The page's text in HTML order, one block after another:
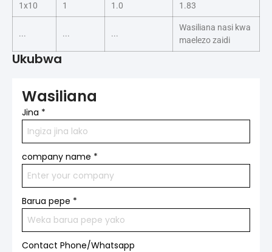
1x10 1 1.0 1.83
... ... ...
Wasiliana nasi kwa
maelezo zaidi
Ukubwa
Wasiliana
Jina *
company name *
Barua pepe *
Contact Phone/Whatsapp